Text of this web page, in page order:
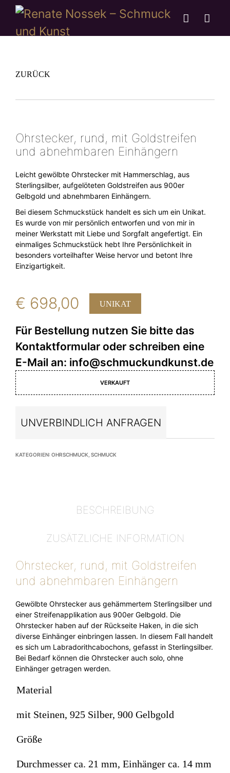
ZURÜCK
Ohrstecker, rund, mit Goldstreifen
und abnehmbaren Einhängern
Leicht gewölbte Ohrstecker mit Hammerschlag, aus
Sterlingsilber, aufgelöteten Goldstreifen aus 900er
Gelbgold und abnehmbaren Einhängern.
Bei diesem Schmuckstück handelt es sich um ein Unikat.
Es wurde von mir persönlich entworfen und von mir in
meiner Werkstatt mit Liebe und Sorgfalt angefertigt. Ein
einmaliges Schmuckstück hebt Ihre Persönlichkeit in
besonders vorteilhafter Weise hervor und betont Ihre
Einzigartigkeit.
€ 698,00 UNIKAT
VERKAUFT
UNVERBINDLICH ANFRAGEN
KATEGORIEN: OHRSCHMUCK SCHMUCK
BESCHREIBUNG
ZUSÄTZLICHE INFORMATION
Ohrstecker, rund, mit Goldstreifen
und abnehmbaren Einhängern
Gewölbte Ohrstecker aus gehämmertem Sterlingsilber und
einer Streifenapplikation aus 900er Gelbgold. Die
Ohrstecker haben auf der Rückseite Haken, in die sich
diverse Einhänger einbringen lassen. In diesem Fall handelt
es sich um Labradorithcabochons, gefasst in Sterlingsilber.
Bei Bedarf können die Ohrstecker auch solo, ohne
Einhänger getragen werden.
Material
mit Steinen, 925 Silber, 900 Gelbgold
Größe
Durchmesser ca. 21 mm, Einhänger ca. 14 mm